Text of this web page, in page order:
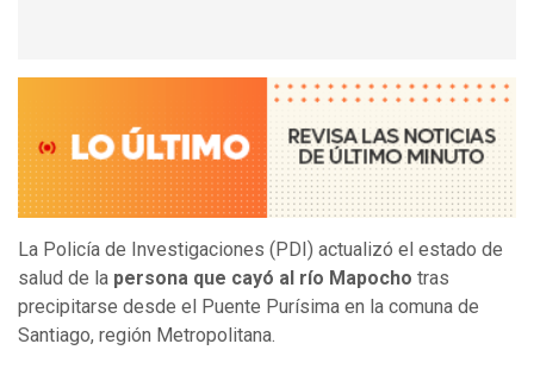
La Policía de Investigaciones (PDI) actualizó el estado de
salud de la persona que cayó al río Mapocho tras
precipitarse desde el Puente Purísima en la comuna de
Santiago, región Metropolitana.